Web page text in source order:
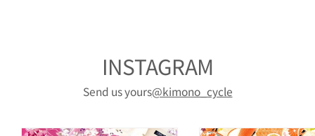
INSTAGRAM
Send us yours@kimono_cycle